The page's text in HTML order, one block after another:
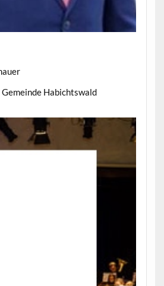
Habichtswald